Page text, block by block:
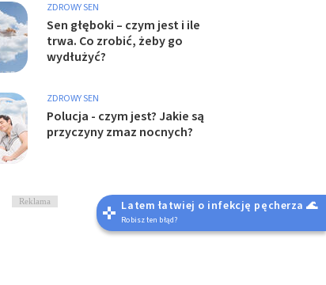
ZDROWY SEN
Sen głęboki – czym jest i ile
trwa. Co zrobić, żeby go
wydłużyć?
ZDROWY SEN
Polucja - czym jest? Jakie są
przyczyny zmaz nocnych?
Reklama Latem łatwiej o infekcję pęcherza 🌊
Robisz ten błąd?